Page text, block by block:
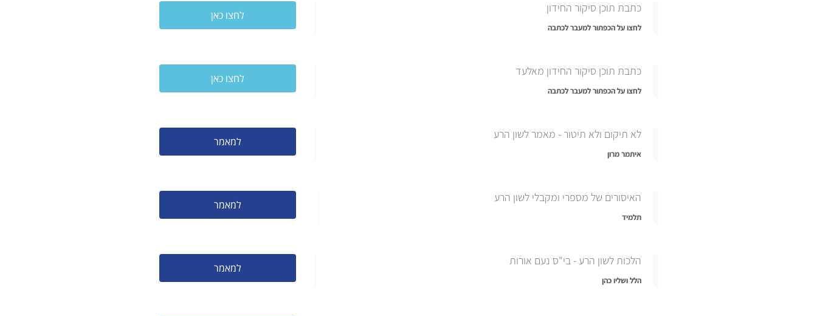
כתבת תוכן סיקור החידון
לחצו על הכפתור למעבר לכתבה
לחצו כאן
כתבת תוכן סיקור החידון מאלעד
לחצו על הכפתור למעבר לכתבה
לחצו כאן
לא תיקום ולא תיטור - מאמר לשון הרע
איתמר מרון
למאמר
האיסורים של מספרי ומקבלי לשון הרע
תלמיד
למאמר
הלכות לשון הרע - בי"ס נעם אורות
הלל ושליו כהן
למאמר